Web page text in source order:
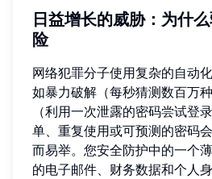
日益增长的威胁：为什
险
网络犯罪分子使用复杂的自动
如暴力破解（每秒猜测数百万
（利用一次泄露的密码尝试登
单、重复使用或可预测的密码
而易举。您安全防护中的一个
的电子邮件、财务数据和个人